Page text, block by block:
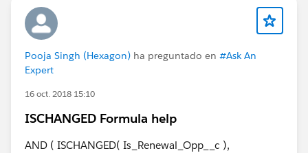
Pooja Singh (Hexagon) ha preguntado en #Ask An
Expert
16 oct. 2018 15:10
ISCHANGED Formula help
AND ( ISCHANGED( Is_Renewal_Opp__c ),